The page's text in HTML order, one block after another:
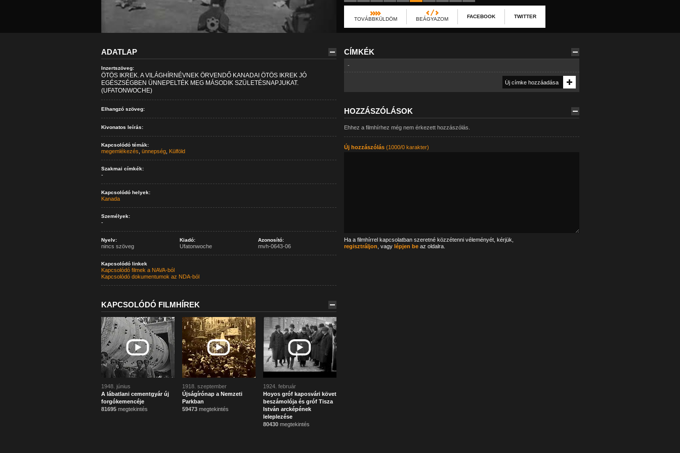
TOVÁBBKÜLDÖM BEÁGYAZOM FACEBOOK TWITTER
ADATLAP
Inzertszöveg:
ÖTÖS IKREK. A VILÁGHÍRNÉVNEK ÖRVENDŐ KANADAI ÖTÖS IKREK JÓ
EGÉSZSÉGBEN ÜNNEPELTÉK MEG MÁSODIK SZÜLETÉSNAPJUKAT.
(UFATONWOCHE)
Elhangzó szöveg:
Kivonatos leírás:
Kapcsolódó témák:
megemlékezés ünnepség, Külföld
Szakmai címkék:
-
Kapcsolódó helyek:
Kanada
Személyek:
-
Nyelv:
nincs szöveg
Kiadó:
Ufatonwoche
Azonosító:
mvh-0643-06
Kapcsolódó linkek
Kapcsolódó filmek a NAVA-ból
Kapcsolódó dokumentumok az NDA-ból
KAPCSOLÓDÓ FILMHÍREK
1948. június
A lábatlani cementgyár új
forgókemencéje
81695megtekintés
1918. szeptember
Újságírónap a Nemzeti
Parkban
59473megtekintés
1924. február
Hoyos gróf kaposvári követ
beszámolója és gróf Tisza
István arcképének
leleplezése
80430megtekintés
CÍMKÉK
-
HOZZÁSZÓLÁSOK
Ehhez a filmhírhez még nem érkezett hozzászólás.
Új hozzászólás(1000/0 karakter)
Ha a filmhírrel kapcsolatban szeretné közzétenni véleményét, kérjük,
regisztráljon , vagy lépjen beaz oldalra.